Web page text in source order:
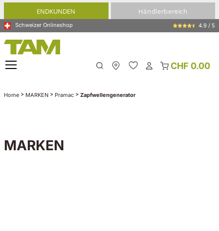
springenENDKUNDEN Händlerbereich
Schweizer Onlineshop 4.9 / 5
CHF 0.00
Home > MARKEN > Pramac > Zapfwellengenerator
MARKEN